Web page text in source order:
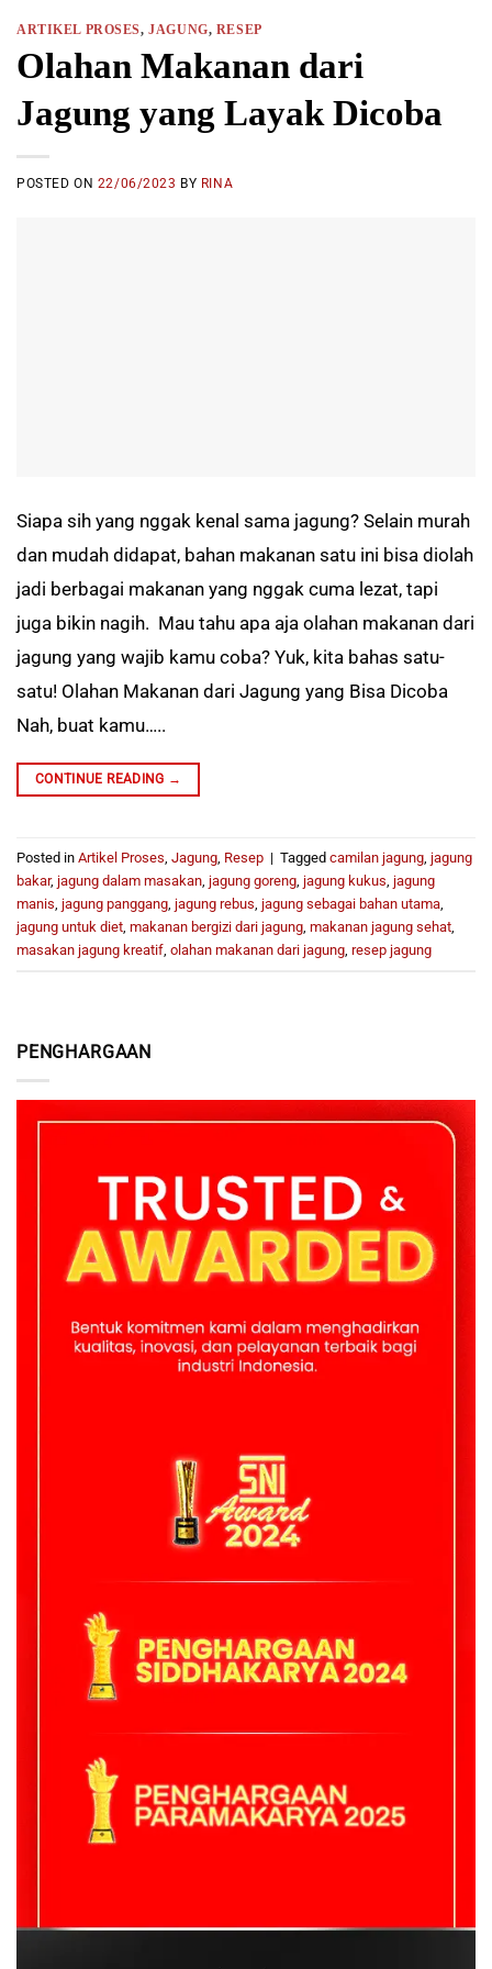
PENGHARGAAN
ARTIKEL PROSES,JAGUNG, RESEP
Olahan Makanan dari
Jagung yang Layak Dicoba
POSTED ON 22/06/2023 BY RINA
Siapa sih yang nggak kenal sama jagung? Selain murah
dan mudah didapat, bahan makanan satu ini bisa diolah
jadi berbagai makanan yang nggak cuma lezat, tapi
juga bikin nagih. Mau tahu apa aja olahan makanan dari
jagung yang wajib kamu coba? Yuk, kita bahas satu-
satu! Olahan Makanan dari Jagung yang Bisa Dicoba
Nah, buat kamu…..
CONTINUE READING →
Posted in Artikel Proses Jagung Resep | Tagged camilan jagung jagung
bakar, jagung dalam masakan jagung goreng jagung kukus jagung
manis jagung panggang jagung rebus jagung sebagai bahan utama
jagung untuk diet makanan bergizi dari jagung makanan jagung sehat
masakan jagung kreatif olahan makanan dari jagung resep jagung